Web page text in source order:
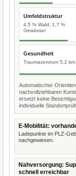
Umfeldstruktur
4,5 % Wald, 1,7 %
Gewässer
Gesundheit
Traumazentrum 5,2 km
Automatischer
nachvollziehbaren
ersetzt keine
individuelle
E-Mobilität:
Ladepunkte im PLZ-
nachgewiesen.
Nahversorgung:
schnell erreichbar